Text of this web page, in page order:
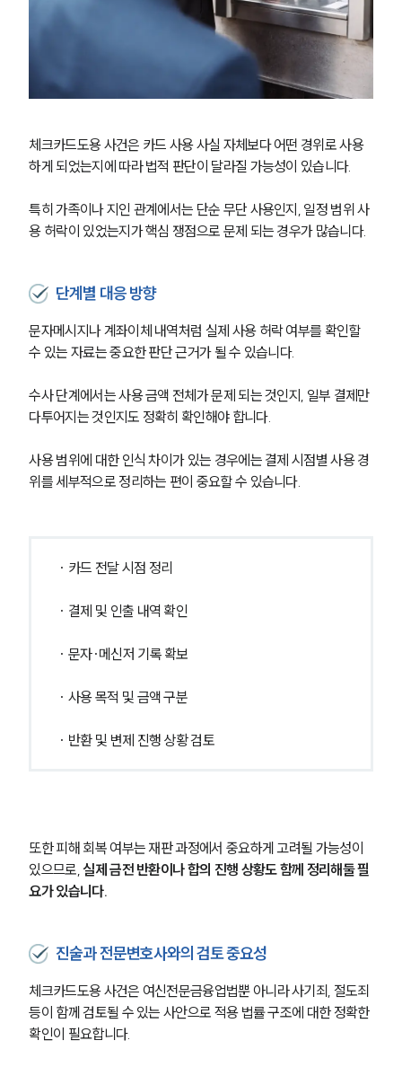
체크카드도용 사건은 카드 사용 사실 자체보다 어떤 경위로 사용
하게 되었는지에 따라 법적 판단이 달라질 가능성이 있습니다.
특히 가족이나 지인 관계에서는 단순 무단 사용인지, 일정 범위 사
용 허락이 있었는지가 핵심 쟁점으로 문제 되는 경우가 많습니다.
단계별 대응 방향
문자메시지나 계좌이체 내역처럼 실제 사용 허락 여부를 확인할
수 있는 자료는 중요한 판단 근거가 될 수 있습니다.
수사 단계에서는 사용 금액 전체가 문제 되는 것인지, 일부 결제만
다투어지는 것인지도 정확히 확인해야 합니다.
사용 범위에 대한 인식 차이가 있는 경우에는 결제 시점별 사용 경
위를 세부적으로 정리하는 편이 중요할 수 있습니다.
· 카드 전달 시점 정리
· 결제 및 인출 내역 확인
· 문자·메신저 기록 확보
· 사용 목적 및 금액 구분
· 반환 및 변제 진행 상황 검토
또한 피해 회복 여부는 재판 과정에서 중요하게 고려될 가능성이
있으므로, 실제 금전 반환이나 합의 진행 상황도 함께 정리해둘 필
요가 있습니다.
진술과 전문변호사와의 검토 중요성
체크카드도용 사건은 여신전문금융업법뿐 아니라 사기죄, 절도죄
등이 함께 검토될 수 있는 사안으로 적용 법률 구조에 대한 정확한
확인이 필요합니다.